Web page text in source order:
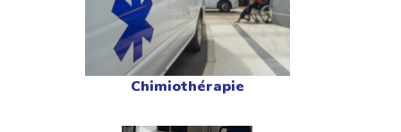
Chimiothérapie